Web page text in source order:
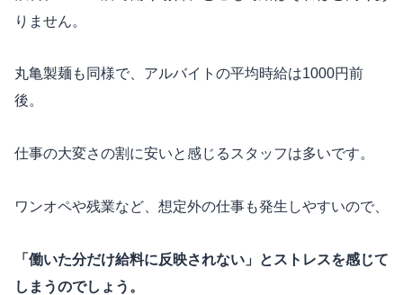
りません。
丸亀製麺も同様で、アルバイトの平均時給は1000円前
後。
仕事の大変さの割に安いと感じるスタッフは多いです。
ワンオペや残業など、想定外の仕事も発生しやすいので、
「働いた分だけ給料に反映されない」とストレスを感じて
しまうのでしょう。